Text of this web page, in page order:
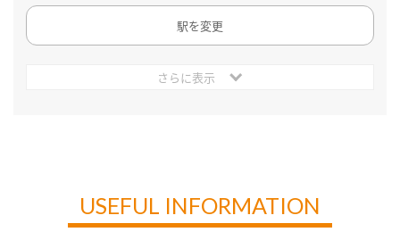
駅を変更
さらに表示
USEFUL INFORMATION